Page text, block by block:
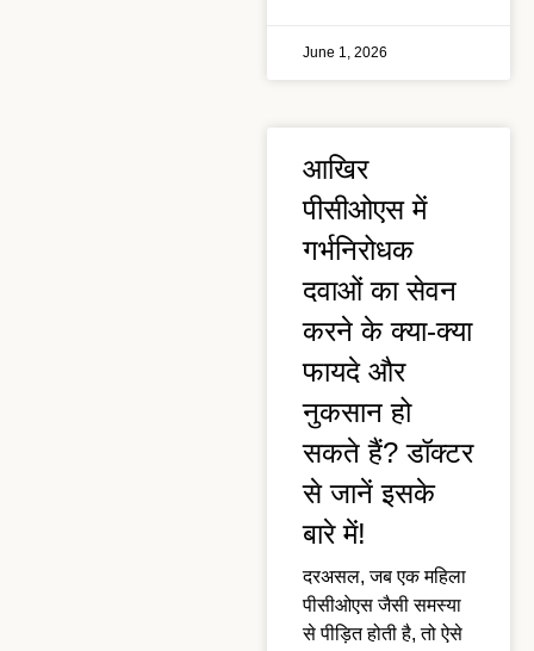
June 1, 2026
आखिर
पीसीओएस में
गर्भनिरोधक
दवाओं का सेवन
करने के क्या-क्या
फायदे और
नुकसान हो
सकते हैं? डॉक्टर
से जानें इसके
बारे में!
दरअसल, जब एक महिला
पीसीओएस जैसी समस्या
से पीड़ित होती है, तो ऐसे